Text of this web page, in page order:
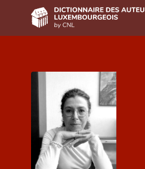
Auteur(e)s A-Z
Recherche avancée
Foire aux questions
CNL